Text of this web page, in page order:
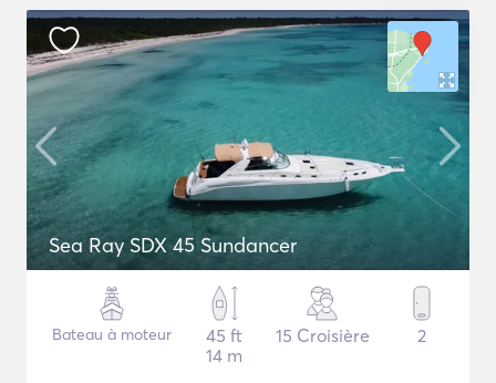
Sea Ray SDX 45 Sundancer
Bateau à moteur
45 ft
14 m
15 Croisière 2